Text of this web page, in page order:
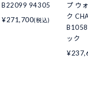
B22099 94305
¥271,700(税込)
プ ウ
ク
ック